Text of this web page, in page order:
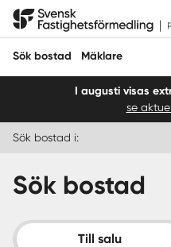
Hoppa
Svensk Fastighetsförmedling
Sök bostad Mäklare
Sälja
Köpa
I augusti visas
se
Sök bostad i:
Sök bostad
Till salu